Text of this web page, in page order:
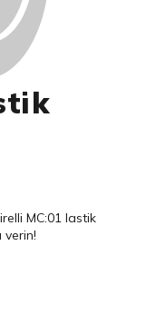
MC:01 lastik
verin!